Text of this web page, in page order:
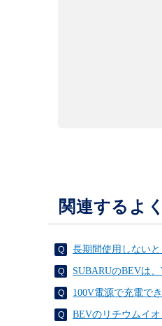
関連するよ
長期間使用しない
SUBARUのBEVは
100V電源で充電で
BEVのリチウムイ